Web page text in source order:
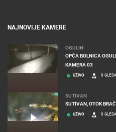
NAJNOVIJE KAMERE
OGULIN
OPĆA BOLNICA
KAMERA 03
UŽIVO 0
SUTIVAN
SUTIVAN, OTOK
UŽIVO 0